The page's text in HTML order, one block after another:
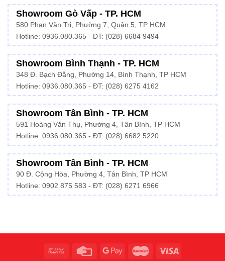
Showroom Gò Vấp - TP. HCM
580 Phan Văn Trị, Phường 7, Quận 5, TP HCM
Hotline: 0936.080.365 - ĐT: (028) 6684 9494
Showroom Bình Thạnh - TP. HCM
348 Đ. Bạch Đằng, Phường 14, Bình Thạnh, TP HCM
Hotline: 0936.080.365 - ĐT: (028) 6275 4162
Showroom Tân Bình - TP. HCM
591 Hoàng Văn Thụ, Phường 4, Tân Bình, TP HCM
Hotline: 0936.080.365 - ĐT: (028) 6682 5220
Showroom Tân Bình - TP. HCM
90 Đ. Cộng Hòa, Phường 4, Tân Bình, TP HCM
Hotline: 0902 875 583 - ĐT: (028) 6271 6966